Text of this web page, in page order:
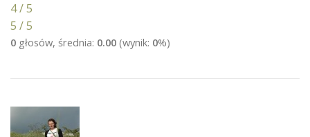
4 / 5
5 / 5
0 głosów, średnia: 0.00 (wynik: 0%)